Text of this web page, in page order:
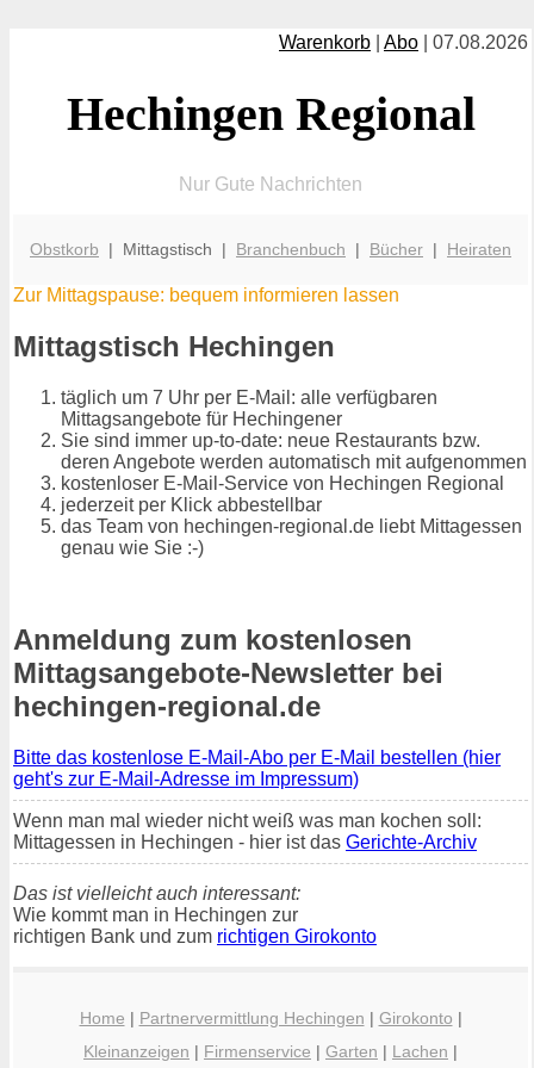
Warenkorb Abo | 07.08.2026
Hechingen Regional
Nur Gute Nachrichten
Obstkorb | Mittagstisch | Branchenbuch | Bücher | Heiraten
Zur Mittagspause: bequem informieren lassen
Mittagstisch Hechingen
täglich um 7 Uhr per E-Mail: alle verfügbaren
Mittagsangebote für Hechingener
Sie sind immer up-to-date: neue Restaurants bzw.
deren Angebote werden automatisch mit aufgenommen
kostenloser E-Mail-Service von Hechingen Regional
jederzeit per Klick abbestellbar
das Team von hechingen-regional.de liebt Mittagessen
genau wie Sie :-)
Anmeldung zum kostenlosen
Mittagsangebote-Newsletter bei
hechingen-regional.de
Bitte das kostenlose E-Mail-Abo per E-Mail bestellen (hier
geht's zur E-Mail-Adresse im Impressum)
Wenn man mal wieder nicht weiß was man kochen soll:
Mittagessen in Hechingen - hier ist das Gerichte-Archiv
Das ist vielleicht auch interessant:
Wie kommt man in Hechingen zur
richtigen Bank und zum richtigen Girokonto
Home | Partnervermittlung Hechingen | Girokonto |
Kleinanzeigen | Firmenservice | Garten | Lachen |